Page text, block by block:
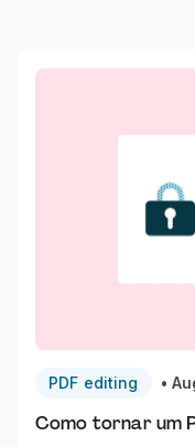
PDF editing •
Como tornar um